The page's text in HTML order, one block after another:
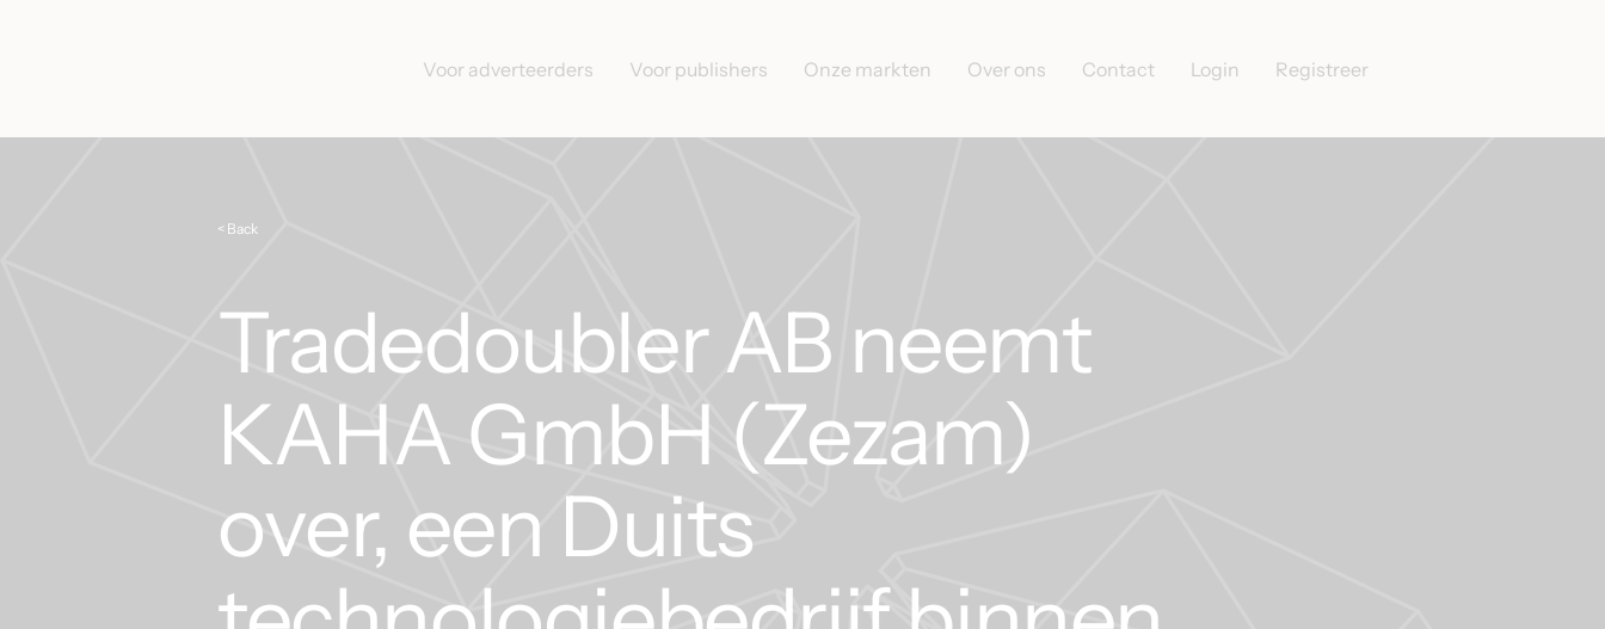
Voor adverteerders Voor publishers Onze markten Over ons Contact Login Registreer
< Back
Tradedoubler AB neemt
KAHA GmbH (Zezam)
over, een Duits